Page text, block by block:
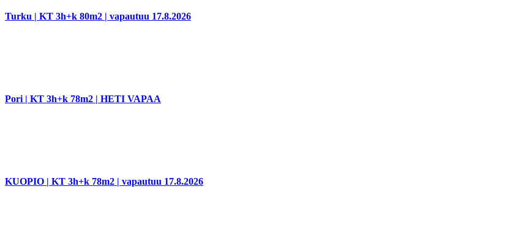
Turku | KT 3h+k 80m2 | vapautuu 17.8.2026
Pori | KT 3h+k 78m2 | HETI VAPAA
KUOPIO | KT 3h+k 78m2 | vapautuu 17.8.2026